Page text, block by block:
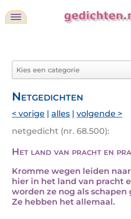
Netgedichten
< vorige | alles | volgende >
netgedicht (nr. 68.500):
Het land van pracht en
Kromme wegen leiden
hier in het land van pracht
worden ze nog als schapen
Ze hebben het allemaal.